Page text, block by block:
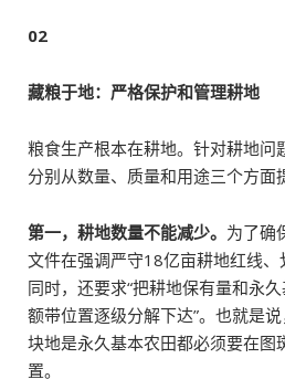
02
藏粮于地：严格保护和管理耕地
粮食生产根本在耕地。针对耕地
分别从数量、质量和用途三个方面
第一，耕地数量不能减少。 为了确
文件在强调严守18亿亩耕地红线、
同时，还要求“把耕地保有量和永
额带位置逐级分解下达”。也就是
块地是永久基本农田都必须要在图
置。